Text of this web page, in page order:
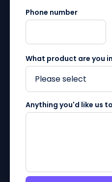
Phone number
What product are you
Anything you'd like us